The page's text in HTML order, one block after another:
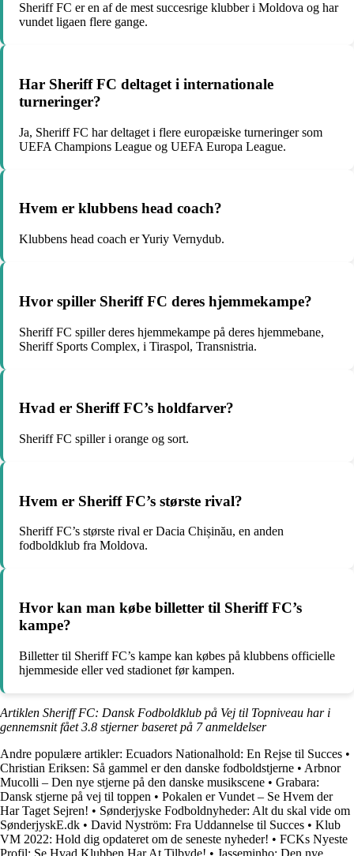
Sheriff FC er en af de mest succesrige klubber i Moldova og har
vundet ligaen flere gange.
Har Sheriff FC deltaget i internationale
turneringer?
Ja, Sheriff FC har deltaget i flere europæiske turneringer som
UEFA Champions League og UEFA Europa League.
Hvem er klubbens head coach?
Klubbens head coach er Yuriy Vernydub.
Hvor spiller Sheriff FC deres hjemmekampe?
Sheriff FC spiller deres hjemmekampe på deres hjemmebane,
Sheriff Sports Complex, i Tiraspol, Transnistria.
Hvad er Sheriff FC’s holdfarver?
Sheriff FC spiller i orange og sort.
Hvem er Sheriff FC’s største rival?
Sheriff FC’s største rival er Dacia Chișinău, en anden
fodboldklub fra Moldova.
Hvor kan man købe billetter til Sheriff FC’s
kampe?
Billetter til Sheriff FC’s kampe kan købes på klubbens officielle
hjemmeside eller ved stadionet før kampen.
Artiklen Sheriff FC: Dansk Fodboldklub på Vej til Topniveau har i
gennemsnit fået3.8 stjerner baseret på 7anmeldelser
Andre populære artikler: Ecuadors Nationalhold: En Rejse til Succes •
Christian Eriksen: Så gammel er den danske fodboldstjerne • Arbnor
Mucolli – Den nye stjerne på den danske musikscene • Grabara:
Dansk stjerne på vej til toppen • Pokalen er Vundet – Se Hvem der
Har Taget Sejren! • Sønderjyske Fodboldnyheder: Alt du skal vide om
SønderjyskE.dk • David Nyström: Fra Uddannelse til Succes • Klub
VM 2022: Hold dig opdateret om de seneste nyheder! • FCKs Nyeste
Profil: Se Hvad Klubben Har At Tilbyde! • Jasseminho: Den nye